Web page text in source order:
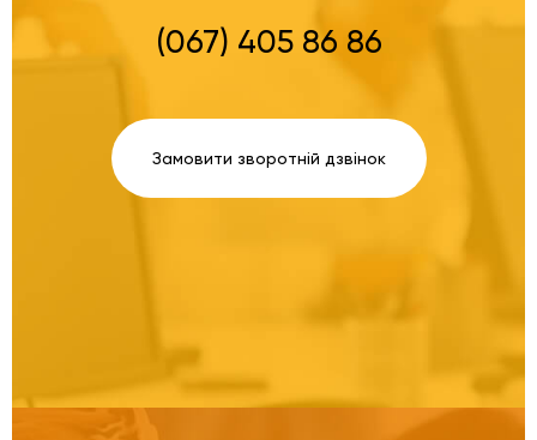
(067) 405 86 86
Замовити зворотній дзвінок